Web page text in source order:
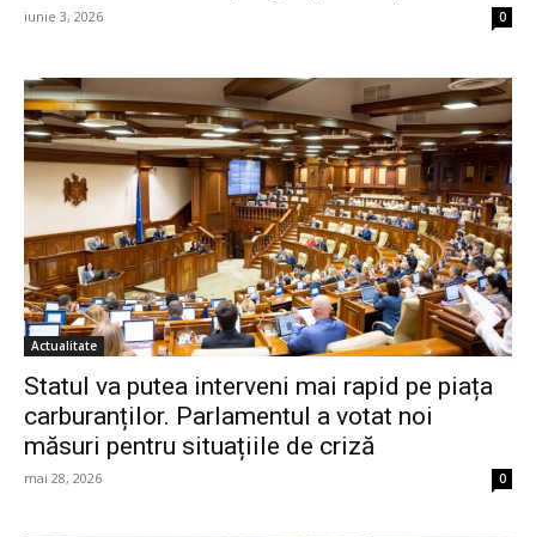
iunie 3, 2026 0
Actualitate
Statul va putea interveni mai rapid pe piața
carburanților. Parlamentul a votat noi
măsuri pentru situațiile de criză
mai 28, 2026 0